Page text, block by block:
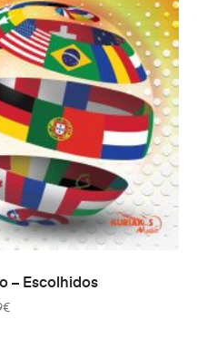
KOŠÍKA
– Escolhidos
€